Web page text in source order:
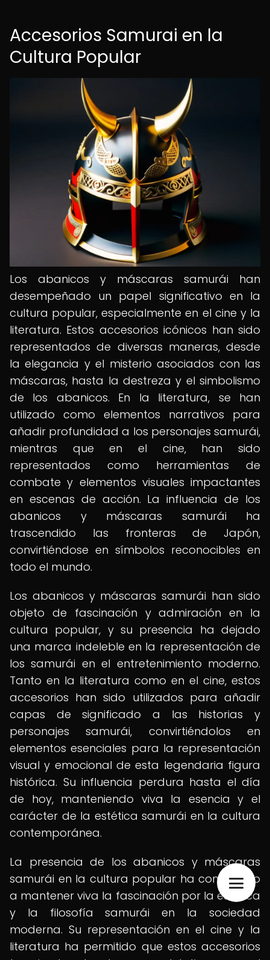
Accesorios Samurai en la
Cultura Popular
Los abanicos y máscaras samurái han
desempeñado un papel significativo en la
cultura popular, especialmente en el cine y la
literatura. Estos accesorios icónicos han sido
representados de diversas maneras, desde
la elegancia y el misterio asociados con las
máscaras, hasta la destreza y el simbolismo
de los abanicos. En la literatura, se han
utilizado como elementos narrativos para
añadir profundidad a los personajes samurái,
mientras que en el cine, han sido
representados como herramientas de
combate y elementos visuales impactantes
en escenas de acción. La influencia de los
abanicos y máscaras samurái ha
trascendido las fronteras de Japón,
convirtiéndose en símbolos reconocibles en
todo el mundo.
Los abanicos y máscaras samurái han sido
objeto de fascinación y admiración en la
cultura popular, y su presencia ha dejado
una marca indeleble en la representación de
los samurái en el entretenimiento moderno.
Tanto en la literatura como en el cine, estos
accesorios han sido utilizados para añadir
capas de significado a las historias y
personajes samurái, convirtiéndolos en
elementos esenciales para la representación
visual y emocional de esta legendaria figura
histórica. Su influencia perdura hasta el día
de hoy, manteniendo viva la esencia y el
carácter de la estética samurái en la cultura
contemporánea.
La presencia de los abanicos y máscaras
samurái en la cultura popular ha contribuido
a mantener viva la fascinación por la estética
y la filosofía samurái en la sociedad
moderna. Su representación en el cine y la
literatura ha permitido que estos accesorios